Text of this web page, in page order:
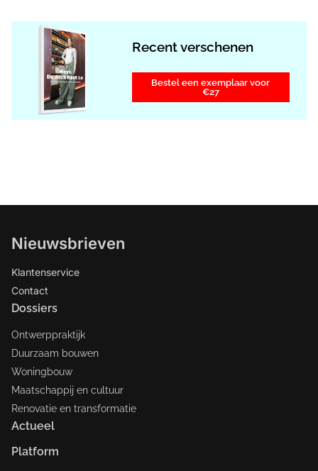
Recent verschenen
Bestel een exemplaar voor
€27
Nieuwsbrieven
Klantenservice
Contact
Dossiers
Ontwerppraktijk
Duurzaam bouwen
Woningbouw
Maatschappij en cultuur
Renovatie en transformatie
Actueel
Platform